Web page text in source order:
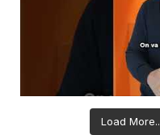
Load